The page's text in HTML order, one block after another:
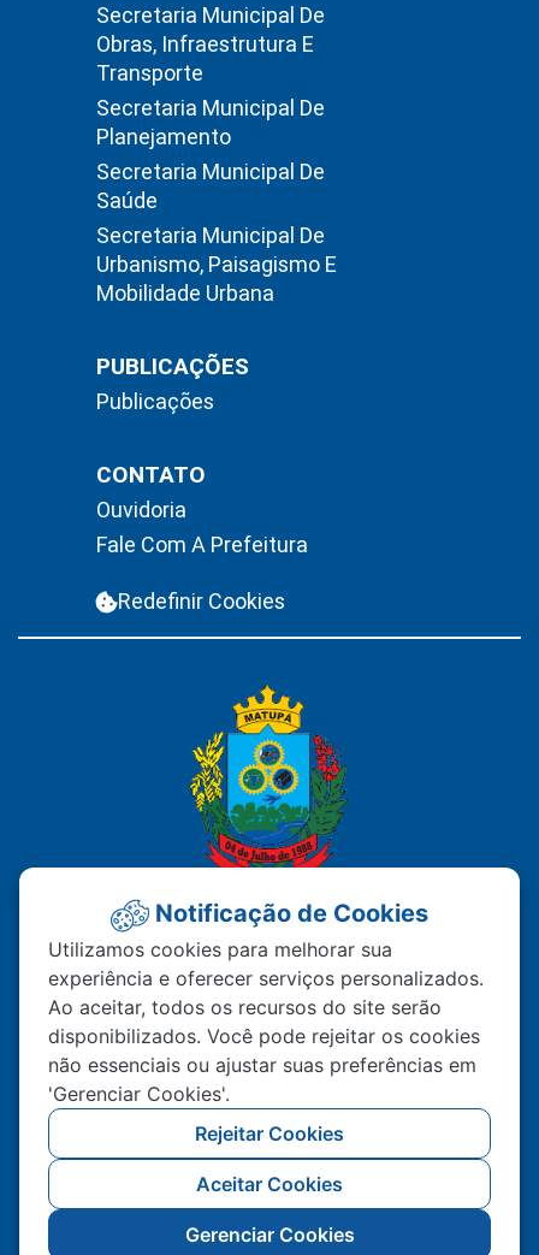
Secretaria Municipal De
Obras, Infraestrutura E
Transporte
Secretaria Municipal De
Planejamento
Secretaria Municipal De
Saúde
Secretaria Municipal De
Urbanismo, Paisagismo E
Mobilidade Urbana
PUBLICAÇÕES
Publicações
CONTATO
Ouvidoria
Fale Com A Prefeitura
Redefinir Cookies
PREFEITURA MUNICIPAL DE
MATUPÁ
Av. Hermínio Ometto Nº 101 Bairro ZE - 022
CEP – 78.525-000 Matupá-MT
(66) 99222-2560
Atendimento De Segunda A Sexta 07h00 As
11h00 Ao Público, Interno 13h00 As 17h00
Notificação de Cookies
Utilizamos cookies para melhorar sua
experiência e oferecer serviços personalizados.
Ao aceitar, todos os recursos do site serão
disponibilizados. Você pode rejeitar os cookies
não essenciais ou ajustar suas preferências em
'Gerenciar Cookies'.
Rejeitar Cookies
Aceitar Cookies
Gerenciar Cookies